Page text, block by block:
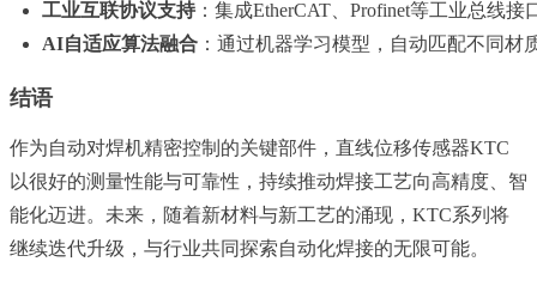
工业互联协议支持 ：集成EtherCAT、Profinet等工业总线
AI自适应算法融合 ：通过机器学习模型，自动匹配不同
结语
作为自动对焊机精密控制的关键部件，直线位移传感器KTC
以很好的测量性能与可靠性，持续推动焊接工艺向高精度、智
能化迈进。未来，随着新材料与新工艺的涌现，KTC系列将
继续迭代升级，与行业共同探索自动化焊接的无限可能。